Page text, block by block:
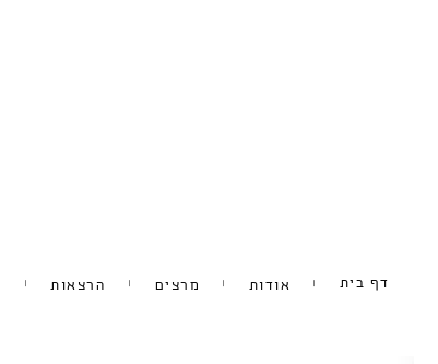
דף בית אודות מרצים הרצאות